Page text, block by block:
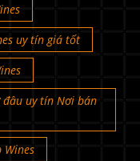
uy tín giá tốt
đâu uy tín Nơi bán
Wines